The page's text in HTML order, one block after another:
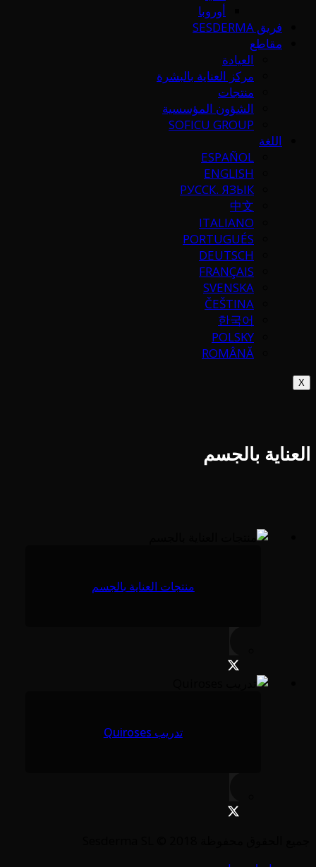
أوروبا
فريق SESDERMA
مقاطع
العيادة
مركز العناية بالبشرة
منتجات
الشؤون المؤسسية
SOFICU GROUP
اللغة
ESPAÑOL
ENGLISH
РУССК. ЯЗЫК
中文
ITALIANO
PORTUGUÉS
DEUTSCH
FRANÇAIS
SVENSKA
ČEŠTINA
한국어
POLSKY
ROMÂNĂ
X
العناية بالجسم
منتجات العناية بالجسم
تدريب Quiroses